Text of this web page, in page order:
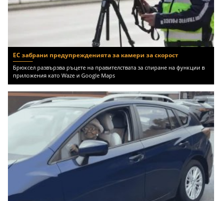
ЕС забрани предупрежденията за камери за скорост
Брюксел развързва ръцете на правителствата за спиране на функции в
приложения като Waze и Google Maps